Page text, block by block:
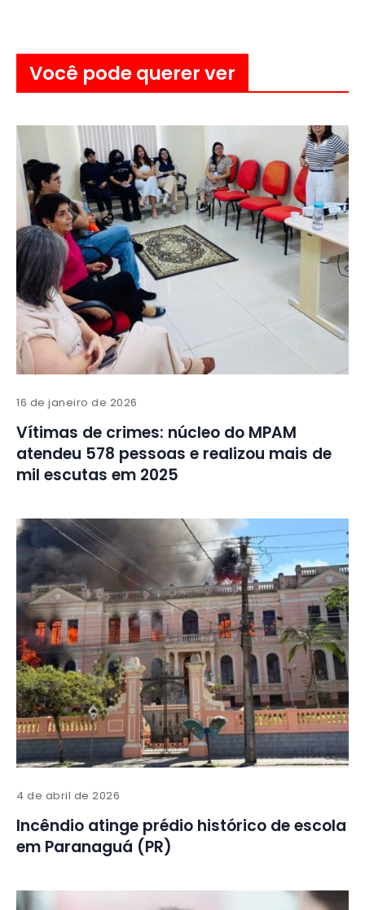
Você pode querer ver
16 de janeiro de 2026
Vítimas de crimes: núcleo do MPAM
atendeu 578 pessoas e realizou mais de
mil escutas em 2025
4 de abril de 2026
Incêndio atinge prédio histórico de escola
em Paranaguá (PR)